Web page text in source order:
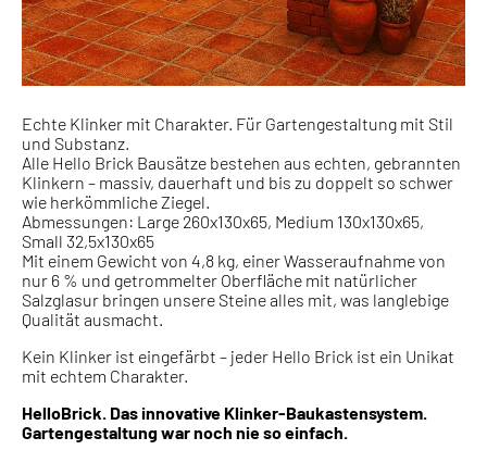
Echte Klinker mit Charakter. Für Gartengestaltung mit Stil
und Substanz.
Alle Hello Brick Bausätze bestehen aus echten, gebrannten
Klinkern – massiv, dauerhaft und bis zu doppelt so schwer
wie herkömmliche Ziegel.
Abmessungen: Large 260x130x65, Medium 130x130x65,
Small 32,5x130x65
Mit einem Gewicht von 4,8 kg, einer Wasseraufnahme von
nur 6 % und getrommelter Oberfläche mit natürlicher
Salzglasur bringen unsere Steine alles mit, was langlebige
Qualität ausmacht.
Kein Klinker ist eingefärbt – jeder Hello Brick ist ein Unikat
mit echtem Charakter.
HelloBrick. Das innovative Klinker-Baukastensystem.
Gartengestaltung war noch nie so einfach.